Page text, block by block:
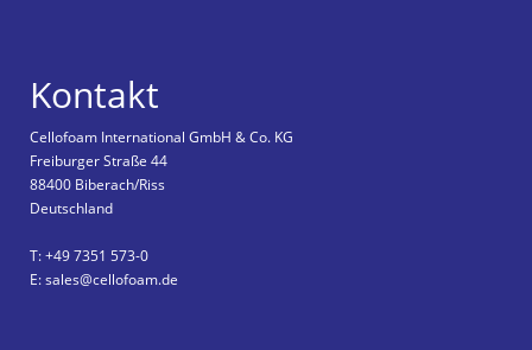
Kontakt
Cellofoam International GmbH & Co. KG
Freiburger Straße 44
88400 Biberach/Riss
Deutschland
T: +49 7351 573-0
E: sales@cellofoam.de